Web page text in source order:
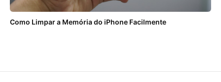
Como Limpar a Memória do iPhone Facilmente